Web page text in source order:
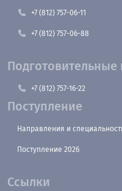
+7 (812) 757-06-11
+7 (812) 757-06-88
Подготовительные
+7 (812) 757-16-22
Поступление
Направления и
Поступление 2026
Ссылки